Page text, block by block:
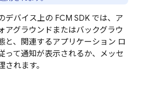
デバイス上の FCM SDK では、ア
アグラウンドまたはバックグラウ
と、関連するアプリケーション ロ
って通知が表示されるか、メッセ
されます。